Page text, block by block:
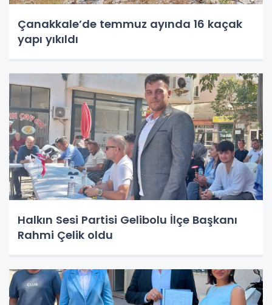
Çanakkale’de temmuz ayında 16 kaçak
yapı yıkıldı
Halkın Sesi Partisi Gelibolu İlçe Başkanı
Rahmi Çelik oldu